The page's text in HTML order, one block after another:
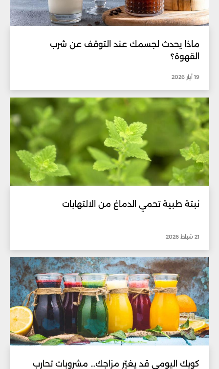
ماذا يحدث لجسمك عند التوقف عن شرب
القهوة؟
19 أيار 2026
نبتة طبية تحمي الدماغ من الالتهابات
21 شباط 2026
كوبك اليومي قد يغيّر مزاجك… مشروبات تحارب